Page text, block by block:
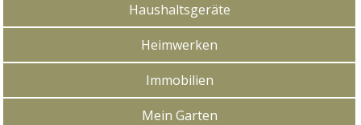
Haushaltsgeräte
Heimwerken
Immobilien
Mein Garten